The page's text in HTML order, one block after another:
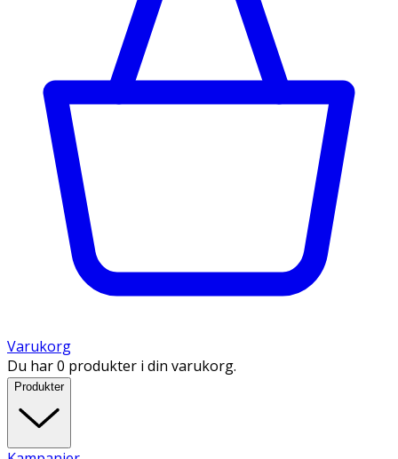
Varukorg
Du har 0 produkter i din varukorg.
Produkter